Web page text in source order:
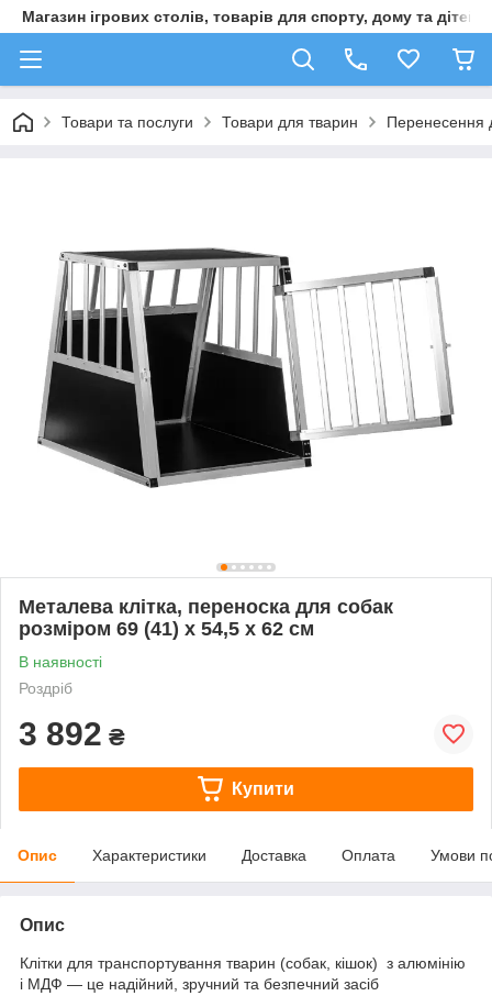
Магазин ігрових столів, товарів для спорту, дому та дітей
Товари та послуги Товари для тварин Перенесення
Металева клітка, переноска для собак
розміром 69 (41) х 54,5 х 62 см
В наявності
Роздріб
3 892 ₴
Купити
Опис Характеристики Доставка Оплата Умови
Опис
Клітки для транспортування тварин (собак, кішок) з алюмінію
і МДФ — це надійний, зручний та безпечний засіб